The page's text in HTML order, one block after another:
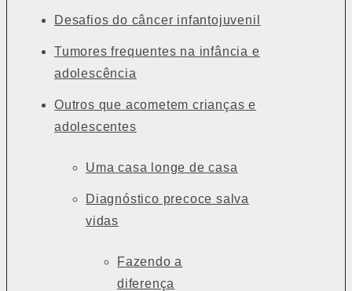
Desafios do câncer infantojuvenil
Tumores frequentes na infância e
adolescência
Outros que acometem crianças e
adolescentes
Uma casa longe de casa
Diagnóstico precoce salva
vidas
Fazendo a
diferença